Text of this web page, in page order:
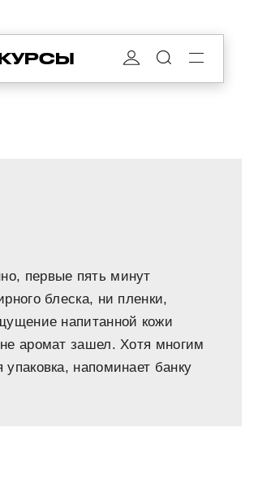
первые пять минут
блеска, ни пленки,
напитанной кожи
аромат зашел. Хотя многим
напоминает банку